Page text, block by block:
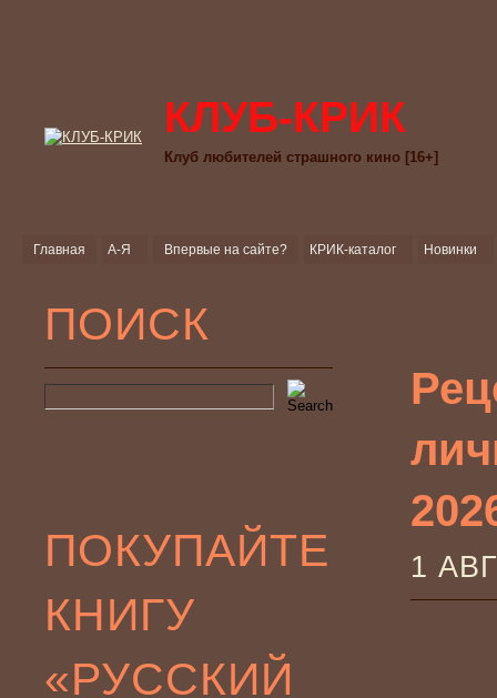
КЛУБ-КРИК
Клуб любителей страшного кино [16+]
Главная А-Я Впервые на сайте? КРИК-каталог Новинки
ПОИСК
ПОКУПАЙТЕ
КНИГУ
«РУССКИЙ
1